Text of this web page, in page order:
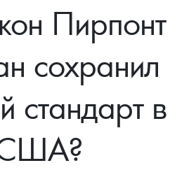
1950г
курсов золота, серебра, платины на
Пирпонт
сохранил
стандарт в